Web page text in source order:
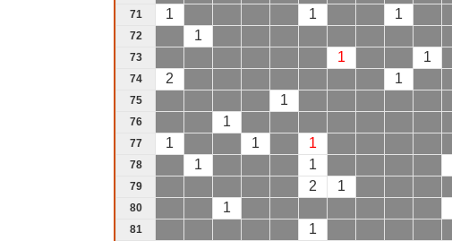
71 1 1 1
72 1
73 1 1
74 2 1
75 1
76 1
77 1 1 1
78 1 1
79 2 1
80 1
81 1